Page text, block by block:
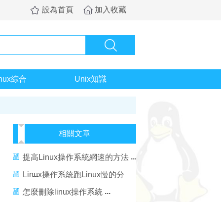
設為首頁 加入收藏
綜合 Unix知識
相關文章
提高Linux操作系統網速的方法
Linux操作系統跑Linux慢的分
析
怎麼刪除linux操作系統